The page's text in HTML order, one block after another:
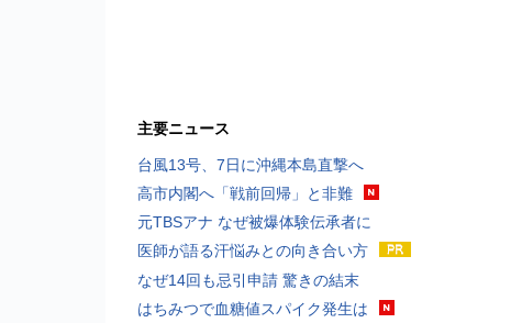
主要ニュース
台風13号、7日に沖縄本島直撃へ
高市内閣へ「戦前回帰」と非難
元TBSアナ なぜ被爆体験伝承者に
医師が語る汗悩みとの向き合い方
なぜ14回も忌引申請 驚きの結末
はちみつで血糖値スパイク発生は